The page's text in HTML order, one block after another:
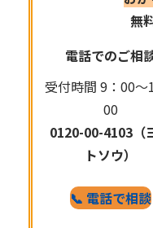
無
電話でのご相
受付時間 9：00～
00
0120-00-4103（
トソウ）
📞 電話で相談